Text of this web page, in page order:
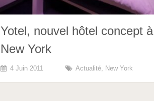
Yotel, nouvel hôtel concept à
New York
4 Juin 2011 Actualité, New York